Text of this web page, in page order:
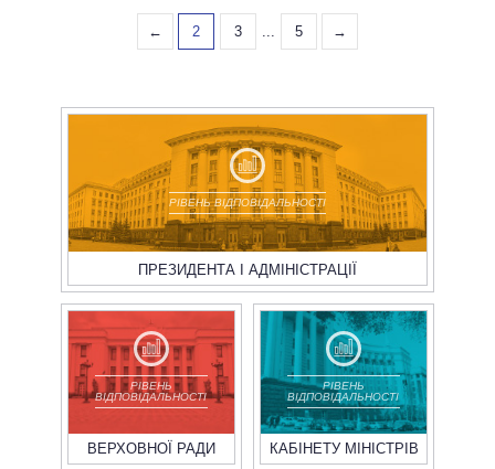
← 2 3 ... 5 →
РІВЕНЬ ВІДПОВІДАЛЬНОСТІ
ПРЕЗИДЕНТА І АДМІНІСТРАЦІЇ
РІВЕНЬ
ВІДПОВІДАЛЬНОСТІ
ВЕРХОВНОЇ РАДИ
РІВЕНЬ
ВІДПОВІДАЛЬНОСТІ
КАБІНЕТУ МІНІСТРІВ